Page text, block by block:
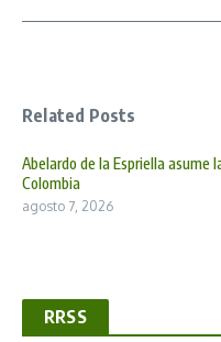
Related Posts
Abelardo de la Espriella asume
Colombia
agosto 7, 2026
RRSS